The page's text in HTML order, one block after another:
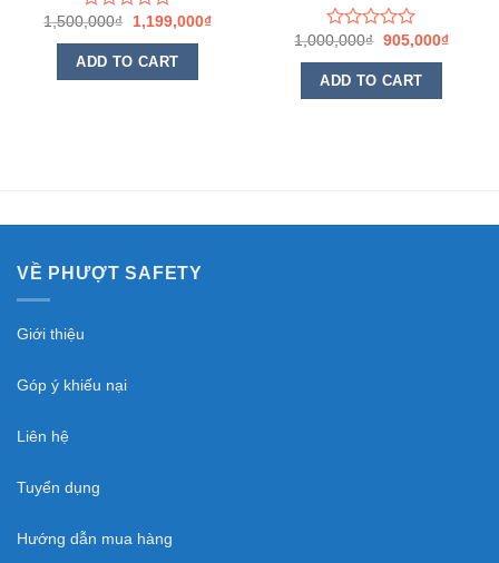
Rated
0
out
of
1,500,000₫ 1,199,000₫
ADD TO CART
Rated
0
out
of
1,000,000₫ 905,000₫
ADD TO CART
VỀ PHƯỢT SAFETY
Giới thiệu
Góp ý khiếu nại
Liên hệ
Tuyển dụng
Hướng dẫn mua hàng